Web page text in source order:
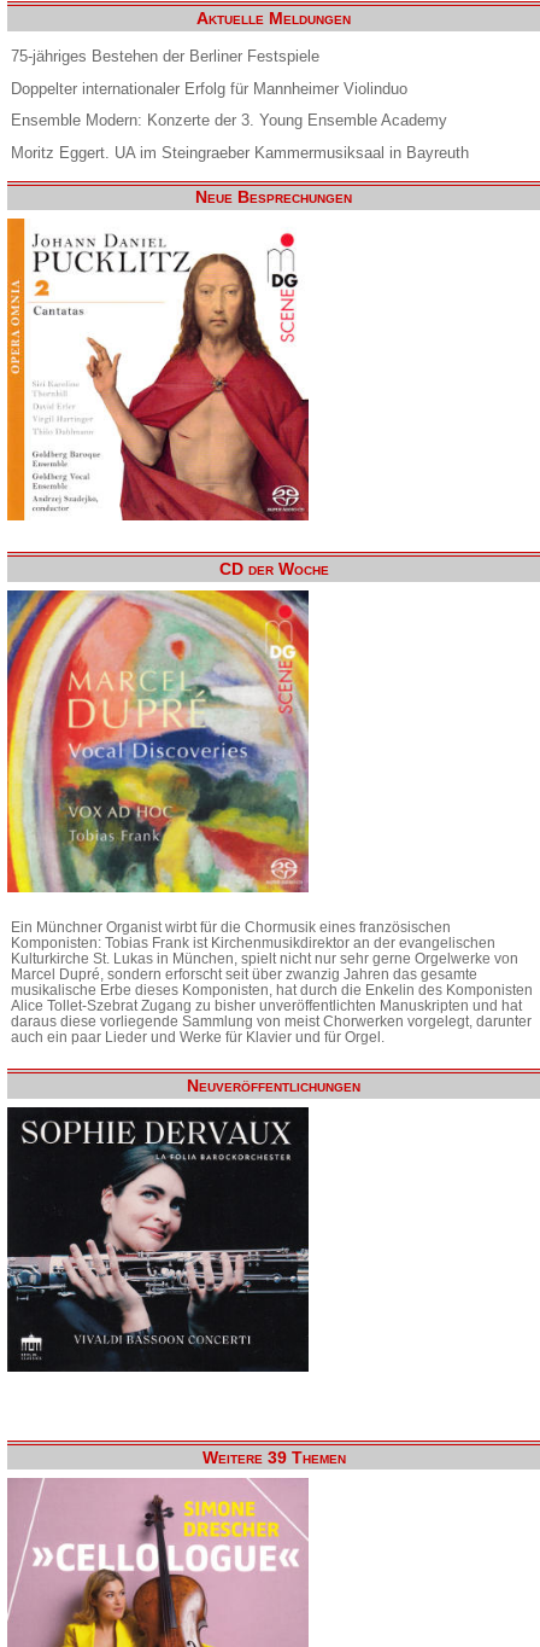
Aktuelle Meldungen
75-jähriges Bestehen der Berliner Festspiele
Doppelter internationaler Erfolg für Mannheimer Violinduo
Ensemble Modern: Konzerte der 3. Young Ensemble Academy
Moritz Eggert. UA im Steingraeber Kammermusiksaal in Bayreuth
Neue Besprechungen
CD der Woche
Ein Münchner Organist wirbt für die Chormusik eines französischen
Komponisten: Tobias Frank ist Kirchenmusikdirektor an der evangelischen
Kulturkirche St. Lukas in München, spielt nicht nur sehr gerne Orgelwerke von
Marcel Dupré, sondern erforscht seit über zwanzig Jahren das gesamte
musikalische Erbe dieses Komponisten, hat durch die Enkelin des Komponisten
Alice Tollet-Szebrat Zugang zu bisher unveröffentlichten Manuskripten und hat
daraus diese vorliegende Sammlung von meist Chorwerken vorgelegt, darunter
auch ein paar Lieder und Werke für Klavier und für Orgel.
Neuveröffentlichungen
Weitere 39 Themen